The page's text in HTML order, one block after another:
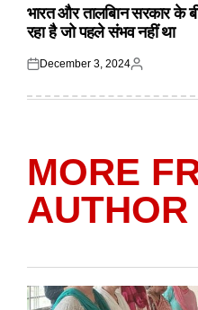
भारत और तालबिान सरकार के
रहा है जो पहले संभव नहीं था
Posted
December 3, 2024
Posted
MORE
AUTHOR